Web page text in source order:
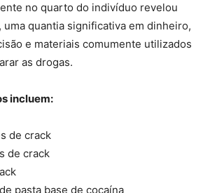
no quarto do indivíduo revelou
quantia significativa em dinheiro,
e materiais comumente utilizados
as drogas.
incluem:
de crack
de crack
pasta base de cocaína